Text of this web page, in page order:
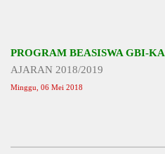
PROGRAM BEASISWA GBI-KA
AJARAN 2018/2019
Minggu, 06 Mei 2018